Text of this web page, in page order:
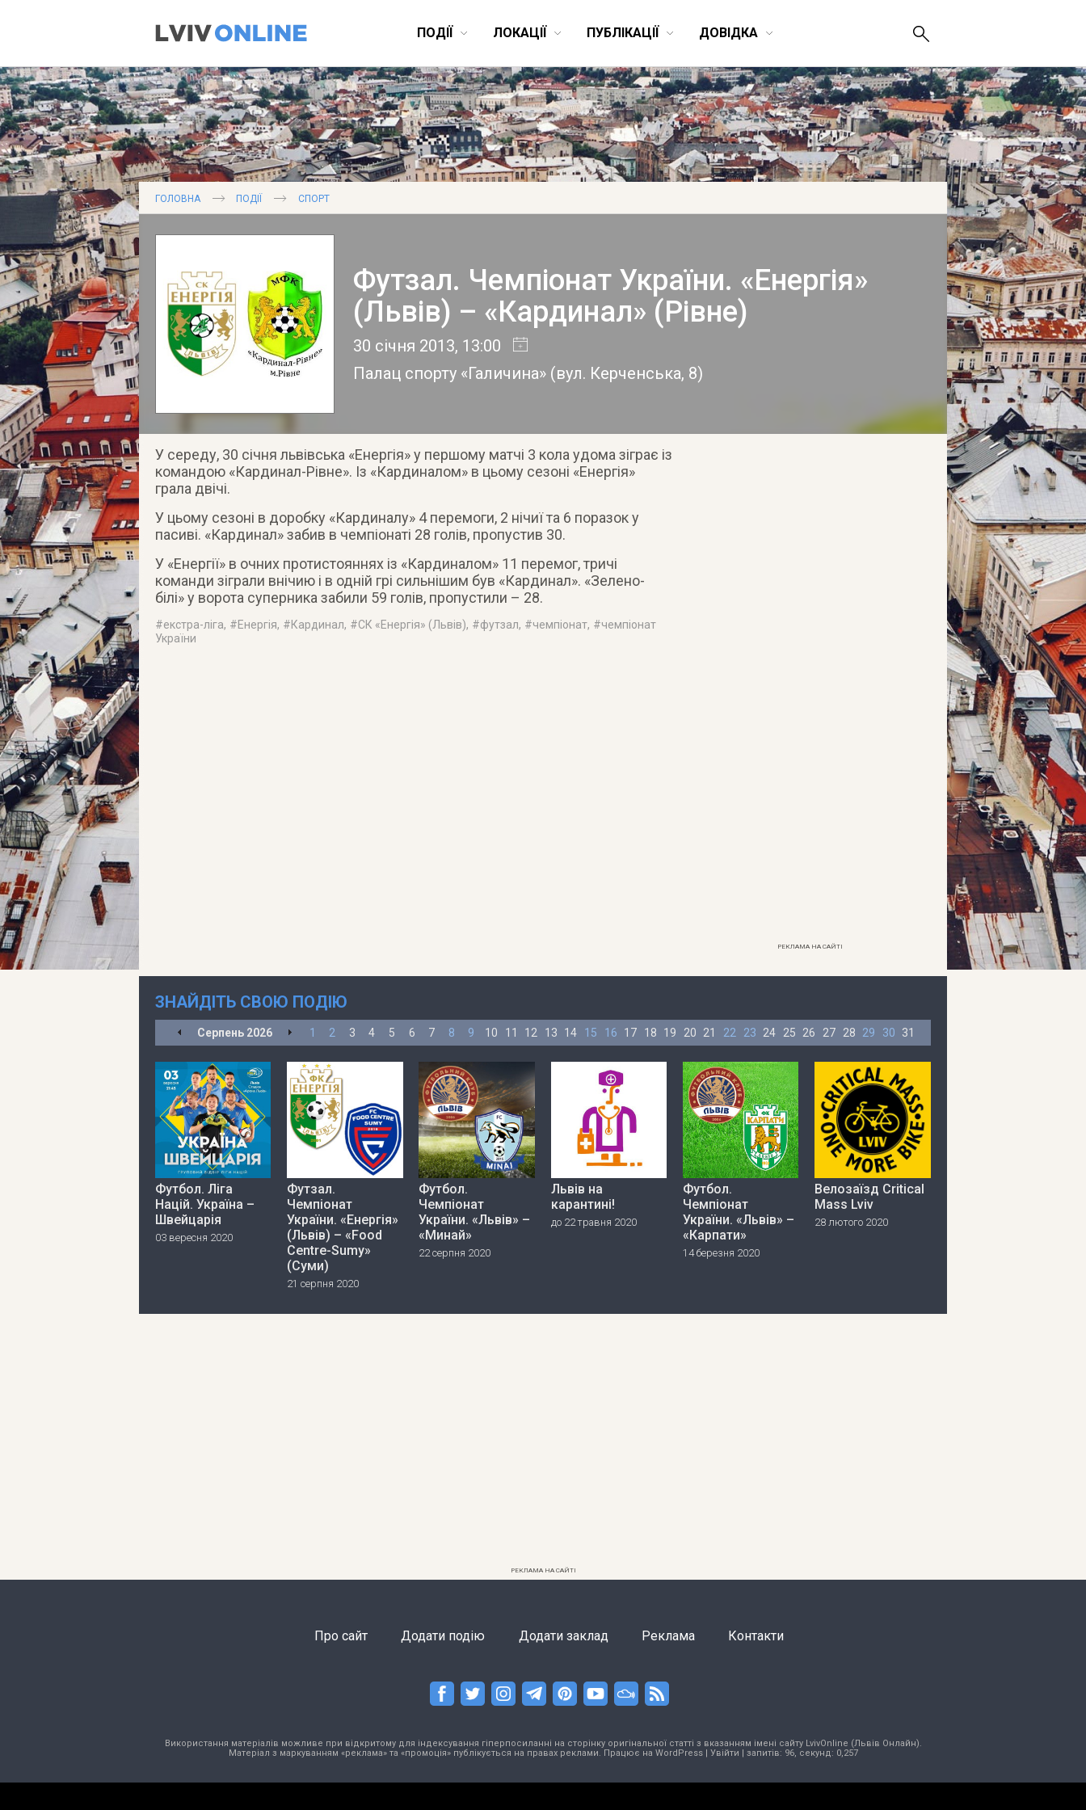
ПОДІЇ ЛОКАЦІЇ ПУБЛІКАЦІЇ ДОВІДКА
ГОЛОВНА ПОДІЇ СПОРТ
Футзал. Чемпіонат України. «Енергія»
(Львів) – «Кардинал» (Рівне)
30 січня 2013, 13:00
Палац спорту «Галичина» (вул. Керченська, 8)
У середу, 30 січня львівська «Енергія» у першому матчі 3 кола удома зіграє із
командою «Кардинал-Рівне». Із «Кардиналом» в цьому сезоні «Енергія»
грала двічі.
У цьому сезоні в доробку «Кардиналу» 4 перемоги, 2 нічиї та 6 поразок у
пасиві. «Кардинал» забив в чемпіонаті 28 голів, пропустив 30.
У «Енергії» в очних протистояннях із «Кардиналом» 11 перемог, тричі
команди зіграли внічию і в одній грі сильнішим був «Кардинал». «Зелено-
білі» у ворота суперника забили 59 голів, пропустили – 28.
#екстра-ліга, #Енергія, #Кардинал, #СК «Енергія» (Львів), #футзал, #чемпіонат, #чемпіонат
України
РЕКЛАМА НА САЙТІ
ЗНАЙДІТЬ СВОЮ ПОДІЮ
Серпень 2026 1 2 3 4 5 6 7 8 9 10 11 12 13 14 15 16 17 18 19 20 21 22 23 24 25 26 27 28 29 30 31
Футбол. Ліга
Націй. Україна –
Швейцарія
03 вересня 2020
Футзал.
Чемпіонат
України. «Енергія»
(Львів) – «Food
Centre-Sumy»
(Суми)
21 серпня 2020
Футбол.
Чемпіонат
України. «Львів» –
«Минай»
22 серпня 2020
Львів на
карантині!
до 22 травня 2020
Футбол.
Чемпіонат
України. «Львів» –
«Карпати»
14 березня 2020
Велозаїзд Critical
Mass Lviv
28 лютого 2020
РЕКЛАМА НА САЙТІ
Про сайт Додати подію Додати заклад Реклама Контакти
Використання матеріалів можливе при відкритому для індексування гіперпосиланні на сторінку оригінальної статті з вказанням імені сайту LvivOnline (Львів Онлайн).
Матеріал з маркуванням «реклама» та «промоція» публікується на правах реклами. Працює на WordPress| Увійти | запитів: 96, секунд: 0,257